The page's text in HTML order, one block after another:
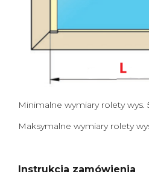
Minimalne wymiary rolety wys.
Maksymalne wymiary rolety
Instrukcja zamówienia